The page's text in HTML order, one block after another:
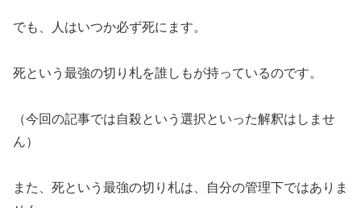
でも、人はいつか必ず死にます。
死という最強の切り札を誰しもが持っているのです。
（今回の記事では自殺という選択といった解釈はしませ
ん）
また、死という最強の切り札は、自分の管理下ではありま